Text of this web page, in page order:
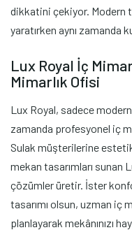
dikkatini çekiyor. Modern
yaratırken aynı zamanda
Lux Royal İç
Mimarlık Ofisi
Lux Royal, sadece
zamanda profesyonel iç
Sulak müşterilerine
mekan tasarımları sunan
çözümler üretir. İster
tasarımı olsun, uzman iç
planlayarak mekânınızı